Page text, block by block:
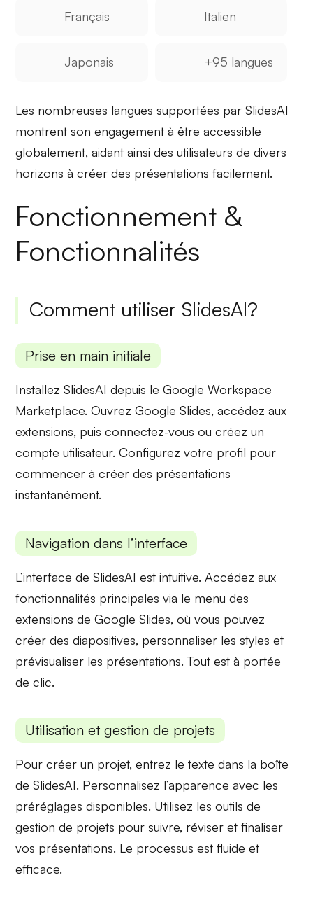
Français Italien
Japonais +95 langues
Les nombreuses langues supportées par SlidesAI
montrent son engagement à êtreaccessible
globalement, aidant ainsi des utilisateurs de divers
horizons à créer des présentations facilement.
Fonctionnement &
Fonctionnalités
Comment utiliser SlidesAI?
Prise en main initiale
InstallezSlidesAI depuis le Google Workspace
Marketplace. OuvrezGoogle Slides, accédez aux
extensions, puis connectez-vous ou créez un
compte utilisateur. Configurez votre profil pour
commencer à créer des présentations
instantanément.
Navigation dans l’interface
L’interface deSlidesAI est intuitive. Accédez aux
fonctionnalités principales via le menu des
extensions deGoogle Slides, où vous pouvez
créer des diapositives, personnaliser les styles et
prévisualiser les présentations. Tout est à portée
de clic.
Utilisation et gestion de projets
Pour créer un projet, entrez le texte dans la boîte
deSlidesAI. Personnalisez l’apparence avec les
préréglages disponibles. Utilisez les outils de
gestion de projets pour suivre, réviser et finaliser
vos présentations. Le processus est fluide et
efficace.